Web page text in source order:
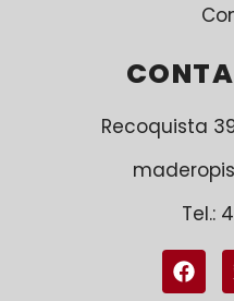
Recoquista
Tel.: